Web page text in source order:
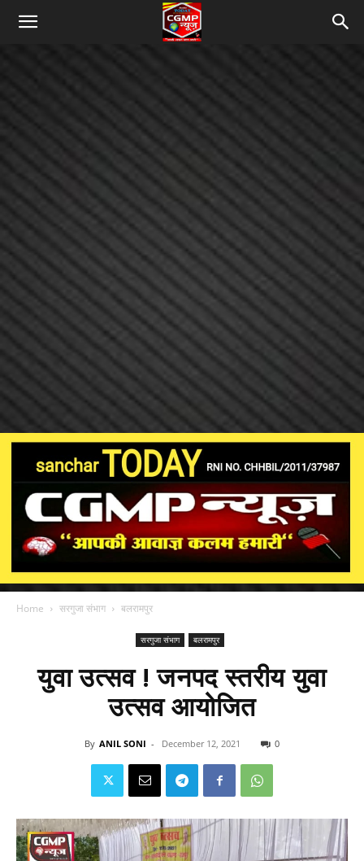
Home सरगुजा संभाग बलरामपुर
सरगुजा संभाग बलरामपुर
युवा उत्सव ! जनपद स्तरीय युवा
उत्सव आयोजित
By ANIL SONI - December 12, 2021 0